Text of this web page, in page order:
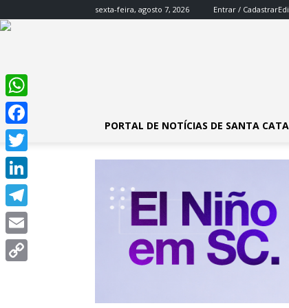
sexta-feira, agosto 7, 2026 Entrar / Cadastrar
PORTAL DE NOTÍCIAS DE SANTA
WhatsApp
Facebook
Twitter
LinkedIn
Telegram
Email